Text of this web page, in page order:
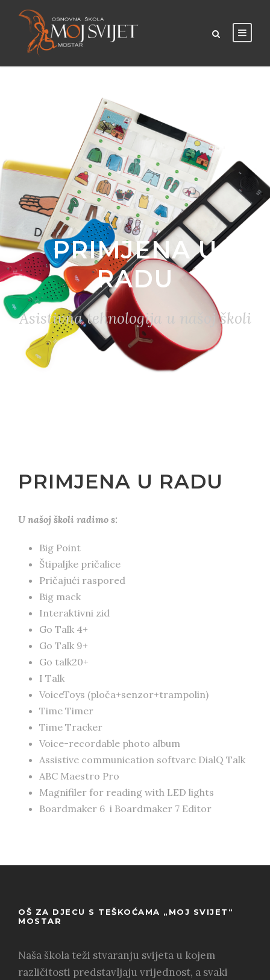
PRIMJENA U
RADU
Asistivna tehnologija u našoj školi
PRIMJENA U RADU
U našoj školi radimo s:
Big Point
Štipaljke pričalice
Pričajući raspored
Big mack
Interaktivni zid
Go Talk 4+
Go Talk 9+
Go talk20+
I Talk
VoiceToys (ploča+senzor+trampolin)
Time Timer
Time Tracker
Voice-recordable photo album
Assistive communication softvare DialQ Talk
ABC Maestro Pro
Magnifiler for reading with LED lights
Boardmaker 6 i Boardmaker 7 Editor
OŠ ZA DJECU S TEŠKOĆAMA „MOJ SVIJET“
MOSTAR
Naša škola teži stvaranju svijeta u kojem
različitosti predstavljaju vrijednost, a svaki